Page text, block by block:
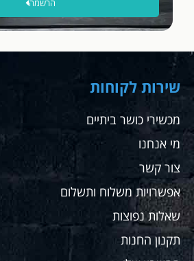
הרשמה
שירות לקוחות
מכשירי כושר ביתיים
מי אנחנו
צור קשר
אפשרויות משלוח ותשלום
שאלות נפוצות
תקנון החנות